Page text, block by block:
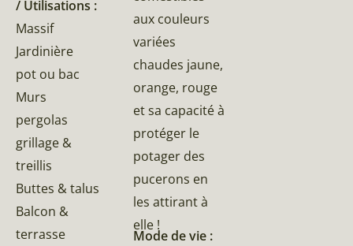
/ Utilisations :
Massif
Jardinière
pot ou bac
Murs
pergolas
grillage &
treillis
Buttes & talus
Balcon &
terrasse
aux couleurs
variées
chaudes jaune,
orange, rouge
et sa capacité à
protéger le
potager des
pucerons en
les attirant à
elle !
Mode de vie :